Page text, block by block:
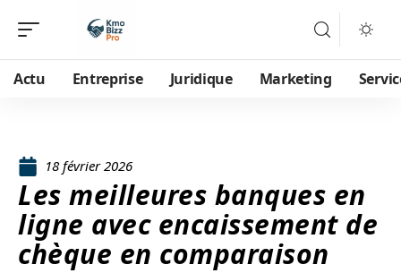
Actu Entreprise Juridique Marketing
18 février 2026
Les meilleures banques en
ligne avec encaissement de
chèque en comparaison